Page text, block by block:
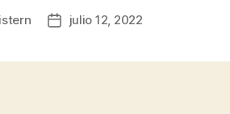
istern
Fechajulio 12, 2022